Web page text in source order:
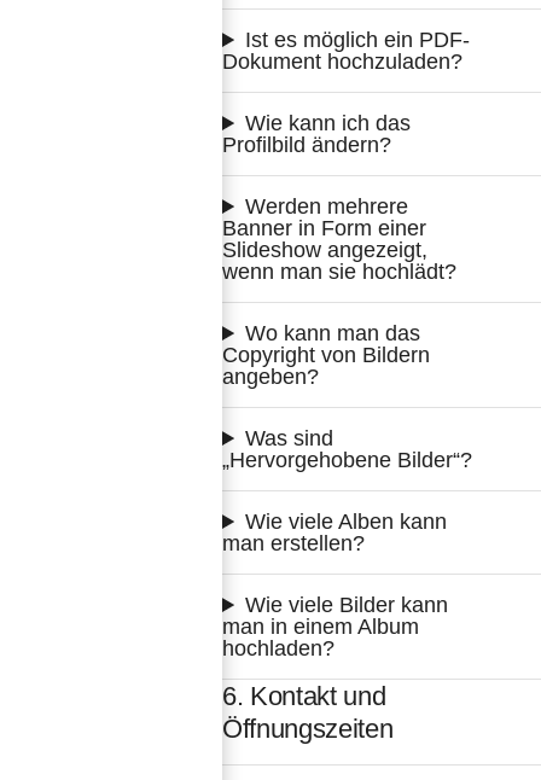
Ist es möglich ein PDF-
Dokument hochzuladen?
Wie kann ich das
Profilbild ändern?
Werden mehrere
Banner in Form einer
Slideshow angezeigt,
wenn man sie hochlädt?
Wo kann man das
Copyright von Bildern
angeben?
Was sind
„Hervorgehobene Bilder“?
Wie viele Alben kann
man erstellen?
Wie viele Bilder kann
man in einem Album
hochladen?
6. Kontakt und
Öffnungszeiten